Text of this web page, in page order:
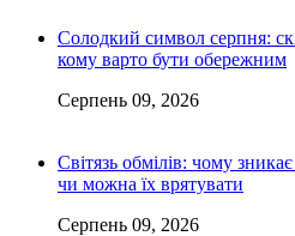
Солодкий символ серпня:
кому варто бути обережним
Серпень 09, 2026
Світязь обмілів: чому
чи можна їх врятувати
Серпень 09, 2026